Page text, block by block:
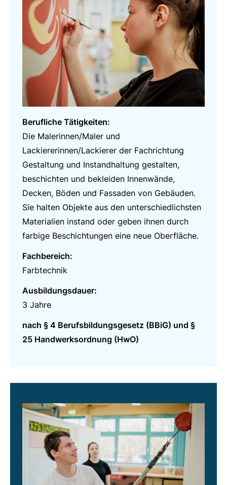
Berufliche Tätigkeiten:
Die Malerinnen/Maler und
Lackiererinnen/Lackierer der Fachrichtung
Gestaltung und Instandhaltung gestalten,
beschichten und bekleiden Innenwände,
Decken, Böden und Fassaden von Gebäuden.
Sie halten Objekte aus den unterschiedlichsten
Materialien instand oder geben ihnen durch
farbige Beschichtungen eine neue Oberfläche.
Fachbereich:
Farbtechnik
Ausbildungsdauer:
3 Jahre
nach § 4 Berufsbildungsgesetz (BBiG) und §
25 Handwerksordnung (HwO)